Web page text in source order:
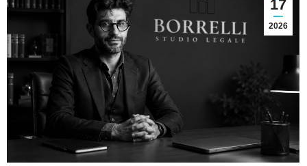
17
2026